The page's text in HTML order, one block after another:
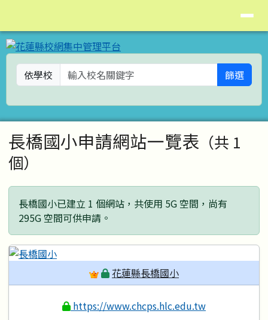
依學校 篩選
主內容區域
長橋國小申請網站一覽表 （共 1
個）
長橋國小已建立 1 個網站，共使用 5G 空間，尚有
295G 空間可供申請。
花蓮縣長橋國小
https://www.chcps.hlc.edu.tw
頁尾區域